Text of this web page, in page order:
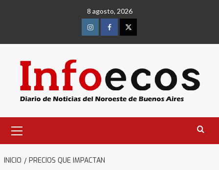
8 agosto, 2026
InstagramFacebookTwitter
primario
INICIO PRECIOS QUE IMPACTAN
pampeanos que fueron
protagonistas del fatal accidente
en la mañana del lunes